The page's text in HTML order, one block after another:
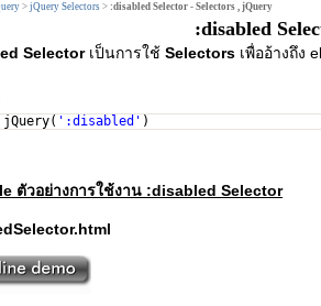
> jQuery Selectors > :disabled Selector - Selectors , jQuery
:disabled
Selector เป็นการใช้ Selectors เพื่ออ้างถึง
jQuery( ':disabled' )
ตัวอย่างการใช้งาน :disabled Selector